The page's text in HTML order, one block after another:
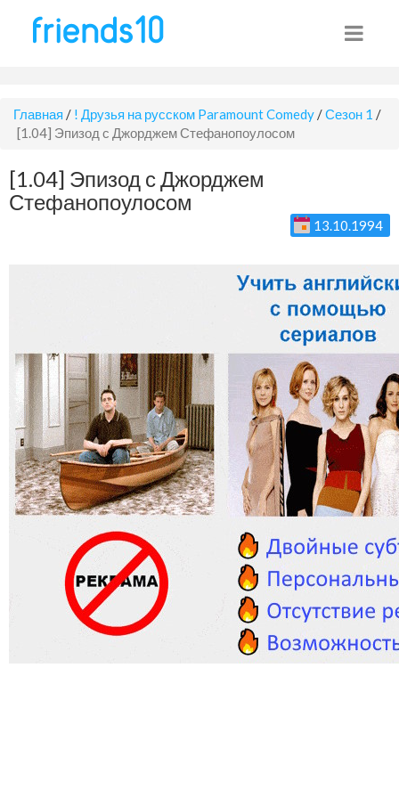
Главная / ! Друзья на русском Paramount Comedy /Сезон 1 /
[1.04] Эпизод с Джорджем Стефанопоулосом
[1.04] Эпизод с Джорджем
Стефанопоулосом
13.10.1994